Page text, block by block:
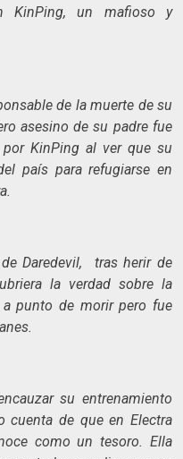
KinPing, un mafioso y
de la muerte de su
asesino de su padre fue
KinPing al ver que su
país para refugiarse en
Daredevil, tras herir de
la verdad sobre la
punto de morir pero fue
su entrenamiento
cuenta de que en Electra
como un tesoro. Ella